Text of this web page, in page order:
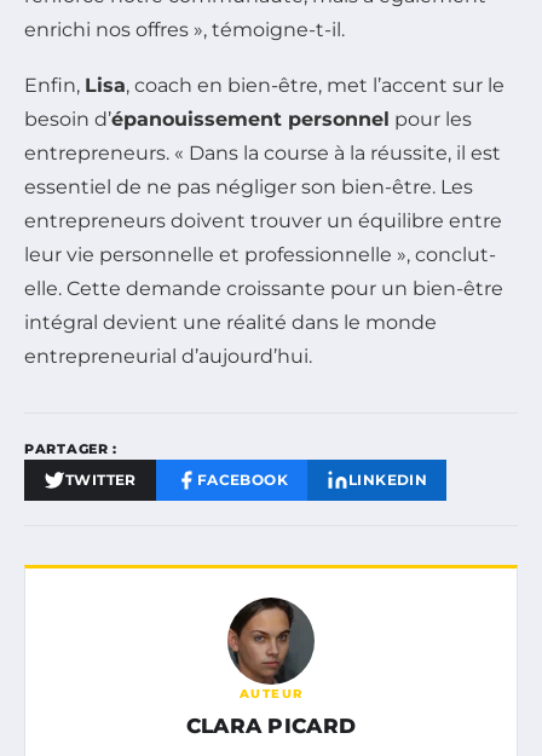
enrichi nos offres », témoigne-t-il.
Enfin, Lisa, coach en bien-être, met l’accent sur le
besoin d’épanouissement personnel pour les
entrepreneurs. « Dans la course à la réussite, il est
essentiel de ne pas négliger son bien-être. Les
entrepreneurs doivent trouver un équilibre entre
leur vie personnelle et professionnelle », conclut-
elle. Cette demande croissante pour un bien-être
intégral devient une réalité dans le monde
entrepreneurial d’aujourd’hui.
PARTAGER :
TWITTER FACEBOOK LINKEDIN
AUTEUR
CLARA PICARD